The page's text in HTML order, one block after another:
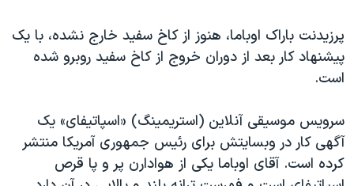
آرشیو پخش زنده
مجموعه مستندهای دادخواهی
تریبونال مردمی آبان ۹۸
چهل سال گروگان‌گیری
قانون شفافیت دارائی کادر رهبری ایران
پرزیدنت باراک اوباما، هنوز از کاخ سفید خارج نشده، با یک
پیشنهاد کار بعد از دوران خروج از کاخ سفید روبرو شده
است.
سرویس موسیقی آنلاین (استریمینگ) «اسپاتیفای» یک
آگهی کار در وبسایتش برای رئیس جمهوری آمریکا منتشر
کرده است. آقای اوباما یکی از هوادارن پر و پا قرص